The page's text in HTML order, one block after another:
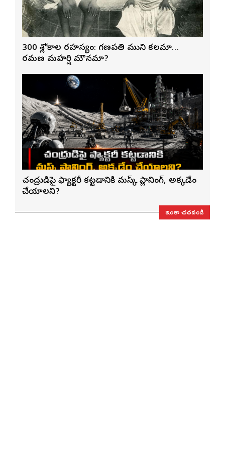
300 శ్లోకాల రహస్యం: గణపతి ముని కలమా…
రమణ మహర్షి మౌనమా?
చంద్రుడిపై ఫ్యాక్టరీ కట్టడానికి మస్క్ ప్లానింగ్, అక్కడేం
చేయాలని?
ఇంకా చదవండి